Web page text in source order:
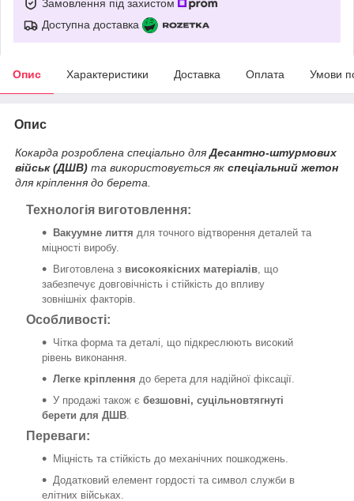
Замовлення під захистом
Доступна доставка
Опис Характеристики Доставка Оплата Умови
Опис
Кокарда розроблена спеціально дляДесантно-штурмових
військ (ДШВ) та використовується як спеціальний жетон
для кріплення до берета.
Технологія виготовлення:
Вакуумне лиття для точного відтворення деталей та
міцності виробу.
Виготовлена з високоякісних матеріалів , що
забезпечує довговічність і стійкість до впливу
зовнішніх факторів.
Особливості:
Чітка форма та деталі, що підкреслюють високий
рівень виконання.
Легке кріплення до берета для надійної фіксації.
У продажі також є безшовні, суцільновтягнуті
берети для ДШВ
Переваги:
Міцність та стійкість до механічних пошкоджень.
Додатковий елемент гордості та символ служби в
елітних військах.